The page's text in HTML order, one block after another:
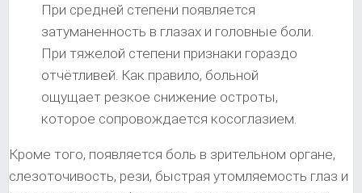
При средней степени появляется
затуманенность в глазах и головные боли.
При тяжелой степени признаки гораздо
отчётливей. Как правило, больной
ощущает резкое снижение остроты,
которое сопровождается косоглазием.
Кроме того, появляется боль в зрительном органе,
слезоточивость, рези, быстрая утомляемость глаз и